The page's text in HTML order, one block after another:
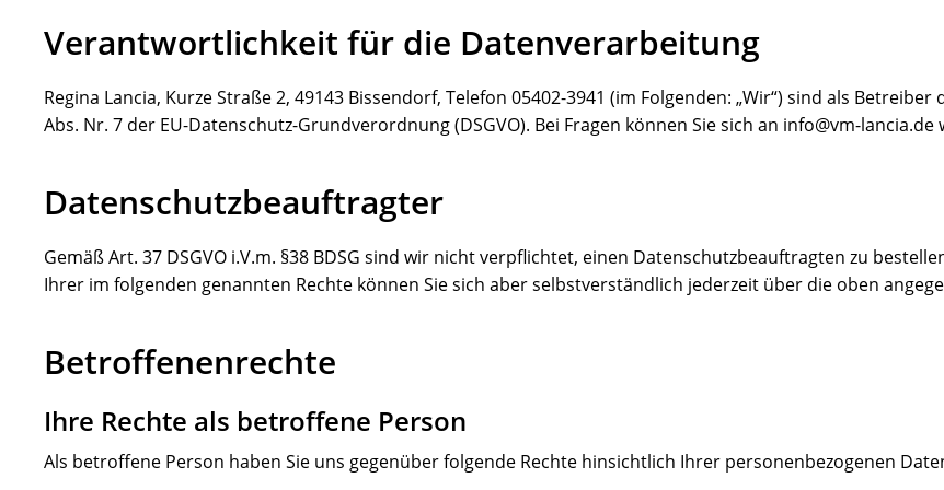
Verantwortlichkeit für die Datenverarbeitung
Regina Lancia, Kurze Straße 2, 49143 Bissendorf, Telefon 05402-3941 (im Folgenden: „Wir“) sind als
Abs. Nr. 7 der EU-Datenschutz-Grundverordnung (DSGVO). Bei Fragen können Sie sich an info@vm-lancia.de
Datenschutzbeauftragter
Gemäß Art. 37 DSGVO i.V.m. §38 BDSG sind wir nicht verpflichtet, einen Datenschutzbeauftragten zu
Ihrer im folgenden genannten Rechte können Sie sich aber selbstverständlich jederzeit über die oben
Betroffenenrechte
Ihre Rechte als betroffene Person
Als betroffene Person haben Sie uns gegenüber folgende Rechte hinsichtlich Ihrer personenbezogenen